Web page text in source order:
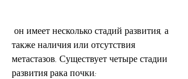
также наличия или отсутствия
метастазов. Существует четыре стадии
развития рака почки: